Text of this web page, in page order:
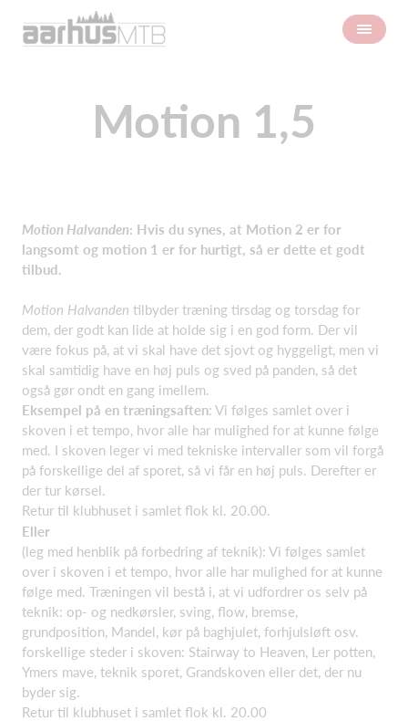
Motion 1,5
Motion Halvanden: Hvis du synes, at Motion 2 er for
langsomt og motion 1 er for hurtigt, så er dette et godt
tilbud.
Motion Halvanden tilbyder træning tirsdag og torsdag for
dem, der godt kan lide at holde sig i en god form. Der vil
være fokus på, at vi skal have det sjovt og hyggeligt, men vi
skal samtidig have en høj puls og sved på panden, så det
også gør ondt en gang imellem.
Eksempel på en træningsaften: Vi følges samlet over i
skoven i et tempo, hvor alle har mulighed for at kunne følge
med. I skoven leger vi med tekniske intervaller som vil forgå
på forskellige del af sporet, så vi får en høj puls. Derefter er
der tur kørsel.
Retur til klubhuset i samlet flok kl. 20.00.
Eller
(leg med henblik på forbedring af teknik): Vi følges samlet
over i skoven i et tempo, hvor alle har mulighed for at kunne
følge med. Træningen vil bestå i, at vi udfordrer os selv på
teknik: op- og nedkørsler, sving, flow, bremse,
grundposition, Mandel, kør på baghjulet, forhjulsløft osv.
forskellige steder i skoven: Stairway to Heaven, Ler potten,
Ymers mave, teknik sporet, Grandskoven eller det, der nu
byder sig.
Retur til klubhuset i samlet flok kl. 20.00